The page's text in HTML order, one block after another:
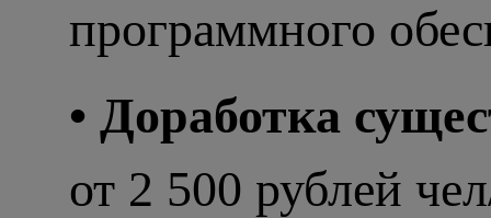
программного
• Доработка
от 2 500 рублей